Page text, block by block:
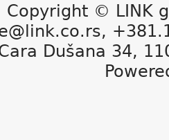
Copyright © LINK
Dušana 34,